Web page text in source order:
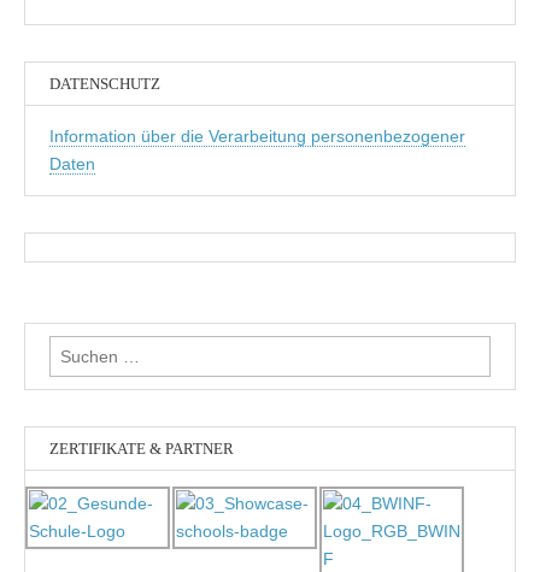
DATENSCHUTZ
Information über die Verarbeitung personenbezogener
Daten
Suchen
nach:
ZERTIFIKATE & PARTNER